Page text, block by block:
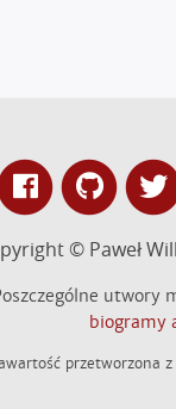
© Paweł
utwory
biogramy
przetworzona